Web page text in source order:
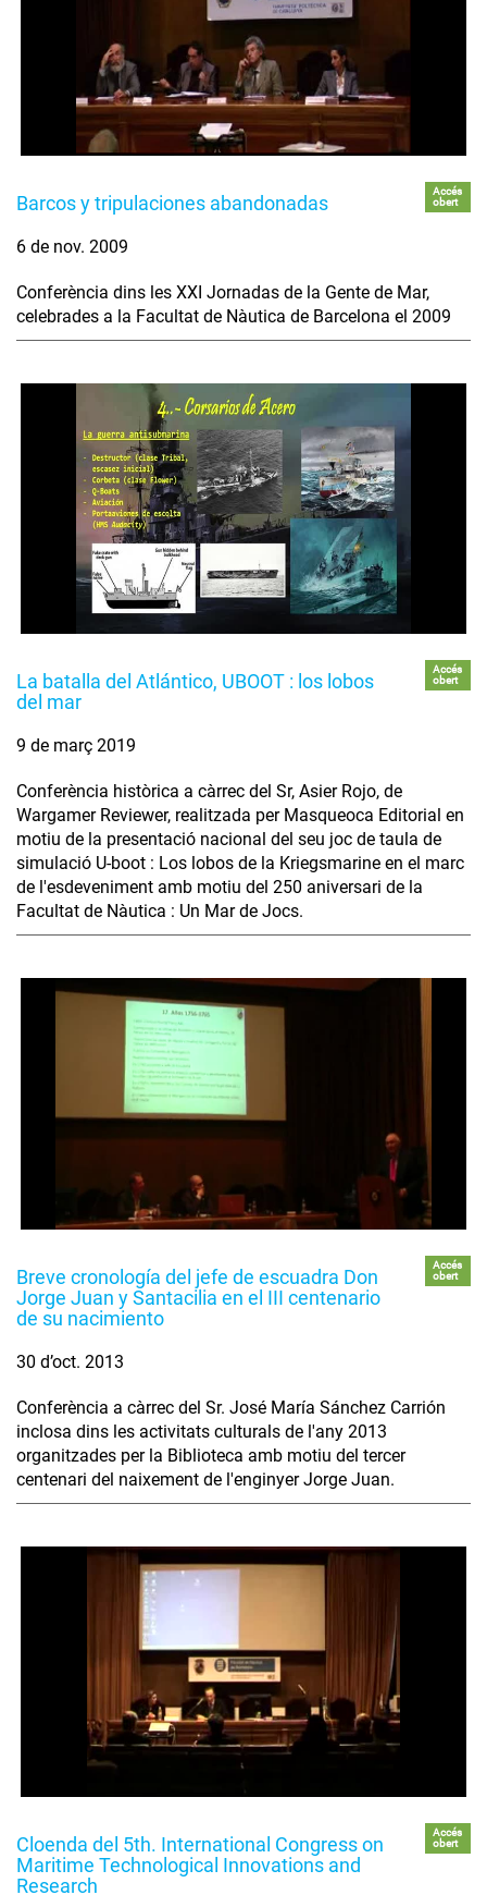
Barcos y tripulaciones abandonadas
Accés
obert
6 de nov. 2009
Conferència dins les XXI Jornadas de la Gente de Mar,
celebrades a la Facultat de Nàutica de Barcelona el 2009
La batalla del Atlántico, UBOOT : los lobos
del mar
Accés
obert
9 de març 2019
Conferència històrica a càrrec del Sr, Asier Rojo, de
Wargamer Reviewer, realitzada per Masqueoca Editorial en
motiu de la presentació nacional del seu joc de taula de
simulació U-boot : Los lobos de la Kriegsmarine en el marc
de l'esdeveniment amb motiu del 250 aniversari de la
Facultat de Nàutica : Un Mar de Jocs.
Breve cronología del jefe de escuadra Don
Jorge Juan y Santacilia en el III centenario
de su nacimiento
Accés
obert
30 d’oct. 2013
Conferència a càrrec del Sr. José María Sánchez Carrión
inclosa dins les activitats culturals de l'any 2013
organitzades per la Biblioteca amb motiu del tercer
centenari del naixement de l'enginyer Jorge Juan.
Cloenda del 5th. International Congress on
Maritime Technological Innovations and
Research
Accés
obert